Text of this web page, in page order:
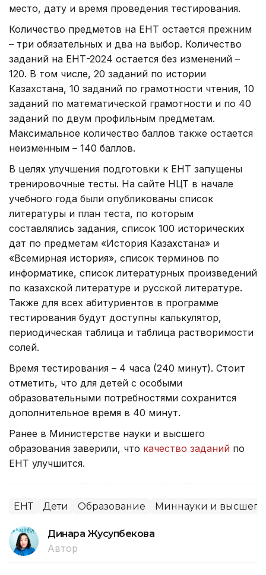
место, дату и время проведения тестирования.
Количество предметов на ЕНТ остается прежним
– три обязательных и два на выбор. Количество
заданий на ЕНТ-2024 остается без изменений –
120. В том числе, 20 заданий по истории
Казахстана, 10 заданий по грамотности чтения, 10
заданий по математической грамотности и по 40
заданий по двум профильным предметам.
Максимальное количество баллов также остается
неизменным – 140 баллов.
В целях улучшения подготовки к ЕНТ запущены
тренировочные тесты. На сайте НЦТ в начале
учебного года были опубликованы список
литературы и план теста, по которым
составлялись задания, список 100 исторических
дат по предметам «История Казахстана» и
«Всемирная история», список терминов по
информатике, список литературных произведений
по казахской литературе и русской литературе.
Также для всех абитуриентов в программе
тестирования будут доступны калькулятор,
периодическая таблица и таблица растворимости
солей.
Время тестирования – 4 часа (240 минут). Стоит
отметить, что для детей с особыми
образовательными потребностями сохранится
дополнительное время в 40 минут.
Ранее в Министерстве науки и высшего
образования заверили, что качество заданий по
ЕНТ улучшится.
ЕНТ Дети Образование Миннауки и высшего
Динара Жусупбекова
Автор